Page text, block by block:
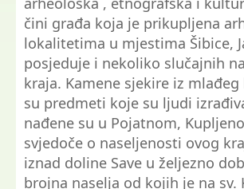
čini građa koja je prikupljena
lokalitetima u mjestima Šibice,
posjeduje i nekoliko slučajnih
kraja. Kamene sjekire iz
su predmeti koje su ljudi
nađene su u Pojatnom,
svjedoče o naseljenosti ovog
iznad doline Save u željezno
brojna naselja od kojih je na